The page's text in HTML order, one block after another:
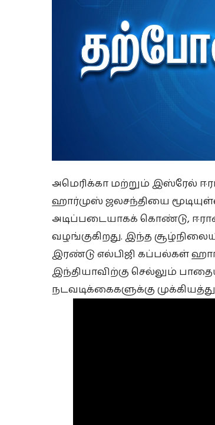
அமெரிக்கா மற்றும் இஸ்ரேல்
ஹார்முஸ் ஜலசந்தியை
அடிப்படையாகக் கொண்டு,
வழங்குகிறது. இந்த
இரண்டு எல்பிஜி கப்பல்கள்
இந்தியாவிற்கு செல்லும்
நடவடிக்கைகளுக்கு